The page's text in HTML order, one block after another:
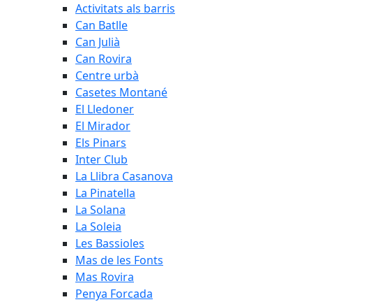
Activitats als barris
Can Batlle
Can Julià
Can Rovira
Centre urbà
Casetes Montané
El Lledoner
El Mirador
Els Pinars
Inter Club
La Llibra Casanova
La Pinatella
La Solana
La Soleia
Les Bassioles
Mas de les Fonts
Mas Rovira
Penya Forcada